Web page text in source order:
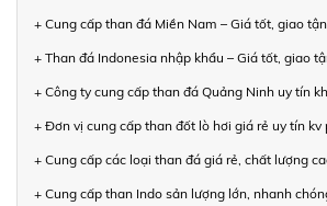
+ Cung cấp than đá Miền Nam – Giá tốt, giao
+ Than đá Indonesia nhập khẩu – Giá tốt, giao
+ Công ty cung cấp than đá Quảng Ninh uy tín
+ Đơn vị cung cấp than đốt lò hơi giá rẻ uy tín kv
+ Cung cấp các loại than đá giá rẻ, chất lượng
+ Cung cấp than Indo sản lượng lớn, nhanh